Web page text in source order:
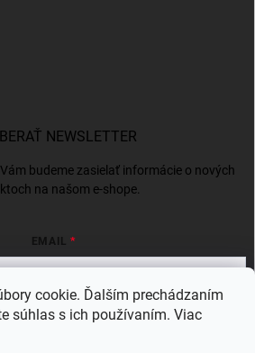
cookie. Ďalším prechádzaním
súhlas s ich používaním. Viac
NEWSLETTER
budeme zasielať informácie o nových
na našom e-shope.
EMAIL
s